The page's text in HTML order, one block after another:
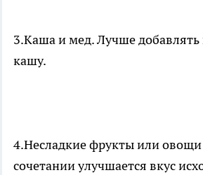
3.Каша и мед. Лучше
кашу.
4.Несладкие фрукты или
сочетании улучшается вкус